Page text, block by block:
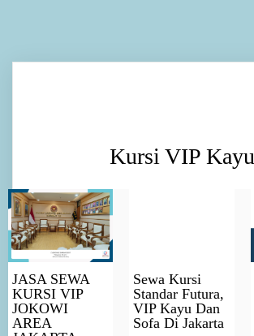
Kursi VIP Kayu
JASA SEWA
KURSI VIP
JOKOWI
AREA
Sewa Kursi
Standar Futura,
VIP Kayu Dan
Sofa Di Jakarta